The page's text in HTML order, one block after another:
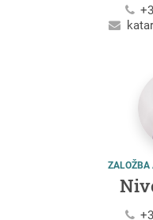
ZALOŽBA